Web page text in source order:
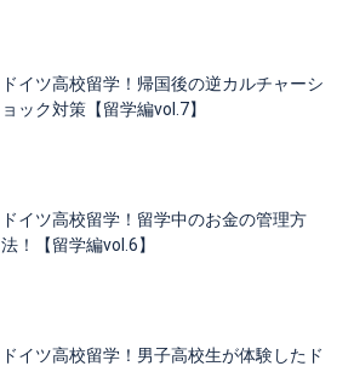
ドイツ高校留学！帰国後の逆カルチャーシ
ョック対策【留学編vol.7】
ドイツ高校留学！留学中のお金の管理方
法！【留学編vol.6】
ドイツ高校留学！男子高校生が体験したド